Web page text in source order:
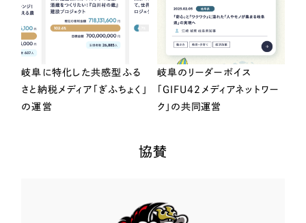
岐阜に特化した共感型ふる
さと納税メディア「ぎふちょく」
の運営
岐阜のリーダーボイス
「GIFU42メディアネットワー
ク」の共同運営
協賛